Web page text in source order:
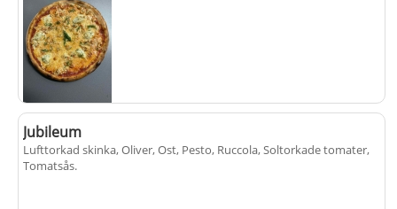
+ fr.från145 kr
Rembrant
Dill & cremefraicheröra, Dill-vitlökmar kräftstjärtar, Ost, Tomatsås
Jubileum
Lufttorkad skinka, Oliver, Ost, Pesto, Ruccola, Soltorkade tomater,
Tomatsås.